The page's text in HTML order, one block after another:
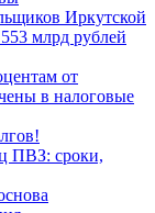
Иркутской
млрд рублей
от
в налоговые
ПВЗ: сроки,